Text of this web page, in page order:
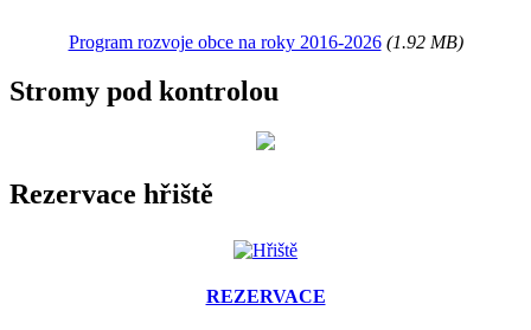
Program rozvoje obce na roky 2016-2026(1.92 MB)
Stromy pod kontrolou
Rezervace hřiště
REZERVACE